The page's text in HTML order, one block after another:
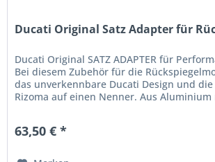
Ducati Original Satz Adapter für
Ducati Original SATZ ADAPTER für
Bei diesem Zubehör für die
das unverkennbare Ducati Design und
Rizoma auf einen Nenner. Aus
63,50 € *